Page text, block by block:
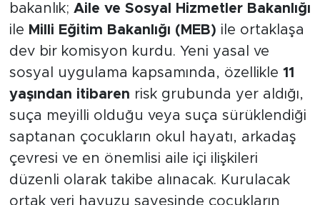
bakanlık; Aile ve Sosyal Hizmetler Bakanlığı
ile Milli Eğitim Bakanlığı (MEB) ile ortaklaşa
dev bir komisyon kurdu. Yeni yasal ve
sosyal uygulama kapsamında, özellikle 11
yaşından itibaren risk grubunda yer aldığı,
suça meyilli olduğu veya suça sürüklendiği
saptanan çocukların okul hayatı, arkadaş
çevresi ve en önemlisi aile içi ilişkileri
düzenli olarak takibe alınacak. Kurulacak
ortak veri havuzu sayesinde çocukların